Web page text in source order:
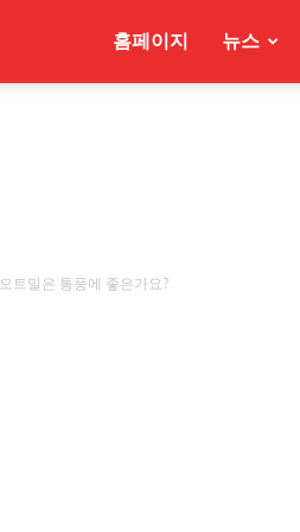
홈페이지 뉴스
오트밀은 통풍에 좋은가요?